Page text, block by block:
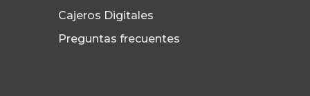
Cajeros Digitales
Preguntas frecuentes